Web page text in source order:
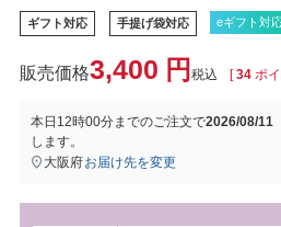
ギフト対応 手提げ袋対応 eギフト対
3,400 税込 [ 34 ポ
本日 12時00分までのご注文で2026/08/11
します。
大阪府お届け先を変更